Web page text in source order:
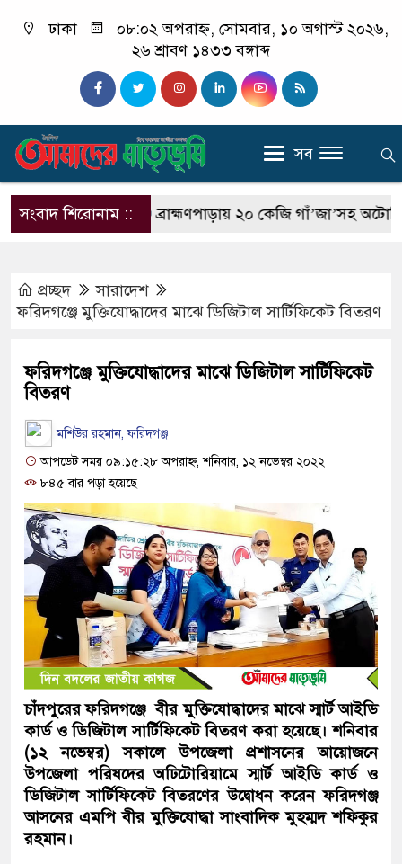
ঢাকা
০৮:০২ অপরাহ্ন, সোমবার, ১০ অগাস্ট ২০২৬,
২৬ শ্রাবণ ১৪৩৩ বঙ্গাব্দ
সব
সংবাদ শিরোনাম ::
ছাত্র রাকিব ব্রাহ্মণপাড়ায় ২০ কেজি গাঁ’জা’সহ অটোরিকশা
প্রচ্ছদ
সারাদেশ
ফরিদগঞ্জে মুক্তিযোদ্ধাদের মাঝে ডিজিটাল সার্টিফিকেট বিতরণ
ফরিদগঞ্জে মুক্তিযোদ্ধাদের মাঝে ডিজিটাল সার্টিফিকেট
বিতরণ
মশিউর রহমান, ফরিদগঞ্জ
আপডেট সময় ০৯:১৫:২৮ অপরাহ্ন, শনিবার, ১২ নভেম্বর ২০২২
৮৪৫ বার পড়া হয়েছে
চাঁদপুরের ফরিদগঞ্জে বীর মুক্তিযোদ্ধাদের মাঝে স্মার্ট আইডি
কার্ড ও ডিজিটাল সার্টিফিকেট বিতরণ করা হয়েছে। শনিবার
(১২ নভেম্বর) সকালে উপজেলা প্রশাসনের আয়োজনে
উপজেলা পরিষদের অঢিটোরিয়ামে স্মার্ট আইডি কার্ড ও
ডিজিটাল সার্টিফিকেট বিতরণের উদ্বোধন করেন ফরিদগঞ্জ
আসনের এমপি বীর মুক্তিযোদ্ধা সাংবাদিক মুহম্মদ শফিকুর
রহমান।